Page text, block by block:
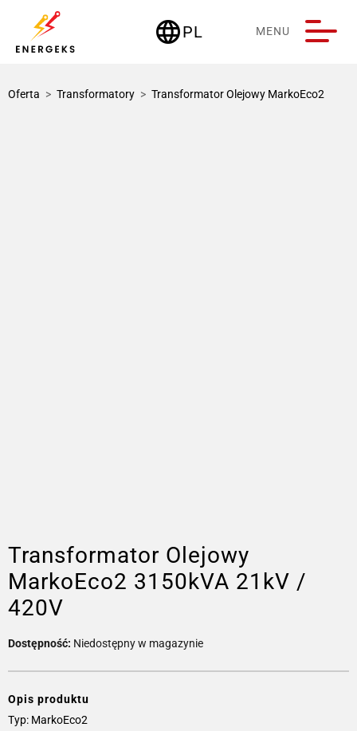
languagePL
Deutschland MENU
Oferta > Transformatory > Transformator Olejowy MarkoEco2
Transformator Olejowy
MarkoEco2 3150kVA 21kV /
420V
Dostępność: Niedostępny w magazynie
Opis produktu
Typ: MarkoEco2